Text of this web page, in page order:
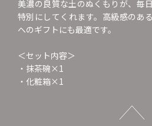
美濃の良質な土のぬくもりが、毎
特別にしてくれます。高級感のあ
へのギフトにも最適です。
＜セット内容＞
・抹茶碗×1
・化粧箱×1